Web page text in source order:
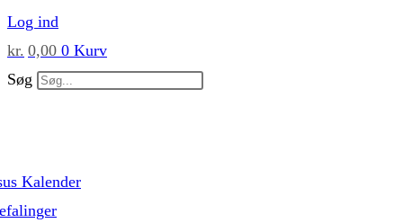
Skip
to
content
Log ind
kr. 0,00 0 Kurv
Søg
Kalender